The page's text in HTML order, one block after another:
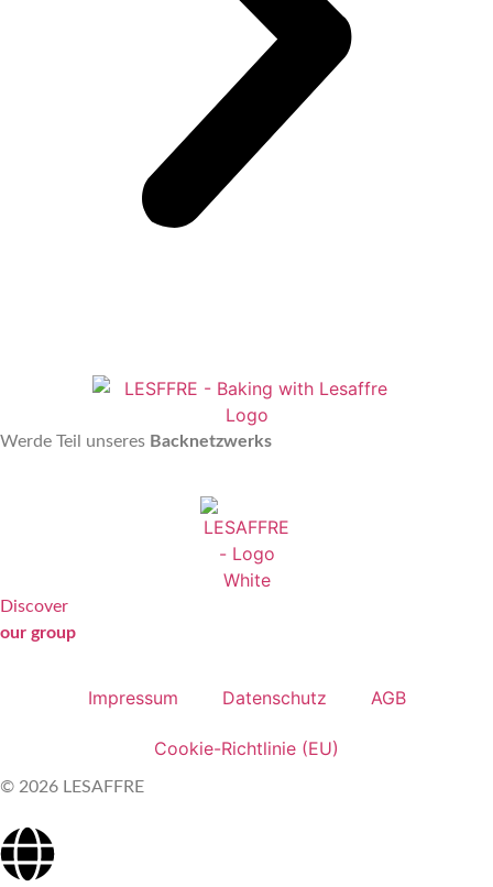
Werde Teil unseres Backnetzwerks
Discover
our group
Impressum Datenschutz AGB
Cookie-Richtlinie (EU)
© 2026 LESAFFRE